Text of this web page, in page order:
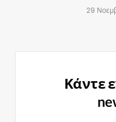
29
Κάντε